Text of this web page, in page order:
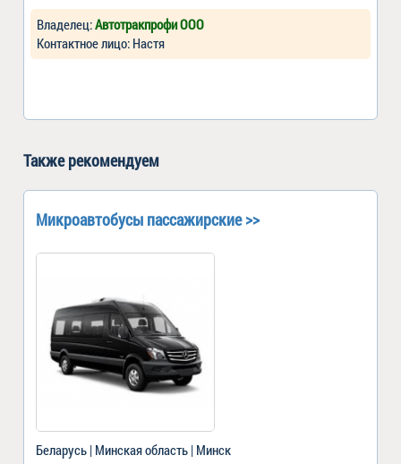
Владелец:Автотракпрофи ООО
Контактное лицо: Настя
Также рекомендуем
Микроавтобусы пассажирские >>
Беларусь | Минская область | Минск